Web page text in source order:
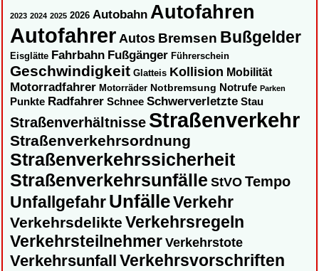
2023 2024 2025 2026 Autobahn Autofahren
AutofahrerAutos Bremsen Bußgelder
Eisglätte Fahrbahn Fußgänger Führerschein
Geschwindigkeit Glatteis Kollision Mobilität
Motorradfahrer Motorräder Notbremsung Notrufe Parken
Punkte Radfahrer Schnee Schwerverletzte Stau
Straßenverhältnisse Straßenverkehr
Straßenverkehrsordnung
Straßenverkehrssicherheit
Straßenverkehrsunfälle StVOTempo
UnfallgefahrUnfälleVerkehr
Verkehrsdelikte Verkehrsregeln
Verkehrsteilnehmer Verkehrstote
Verkehrsunfall Verkehrsvorschriften